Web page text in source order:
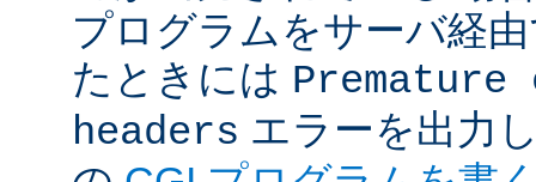
プログラムをサーバ経
たときには
headers エラーを出力